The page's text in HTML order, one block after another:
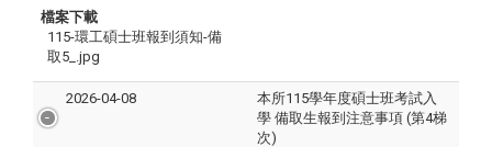
檔案下載
115-環工碩士班報到須知-備
取5_.jpg
2026-04-08
本所115學年度碩士班考試入
學 備取生報到注意事項 (第4梯
次)